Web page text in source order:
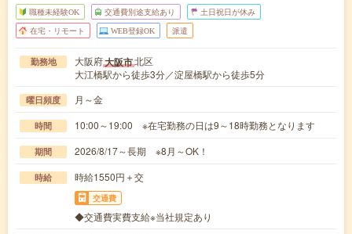
職種未経験OK 交通費別途支給あり 土日祝日が休み
在宅・リモート WEB登録OK 派遣
勤務地 大阪府大阪市北区
大江橋駅から徒歩3分／淀屋橋駅から徒歩5分
曜日頻度 月～金
時間 10:00～19:00 ※在宅勤務の日は9～18時勤務となります
期間 2026/8/17～長期 ※8月～OK！
時給 時給1550円＋交
交通費
◆交通費実費支給※当社規定あり